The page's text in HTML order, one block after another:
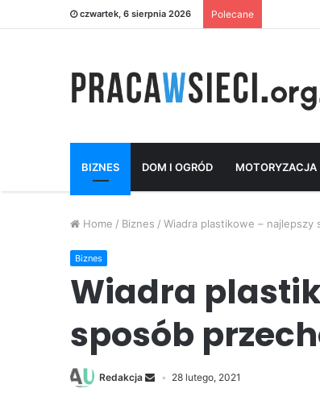
czwartek, 6 sierpnia 2026 Polecane
BIZNES DOM I OGRÓD MOTORYZACJA
Home / Biznes / Wiadra plastikowe –
Biznes
Wiadra
sposób
Redakcja 28 lutego, 2021